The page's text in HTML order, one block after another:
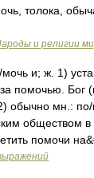
толока,
и религии
и; ж. 1)
помочью. Бог
обычно мн.: по/
обществом
помочи